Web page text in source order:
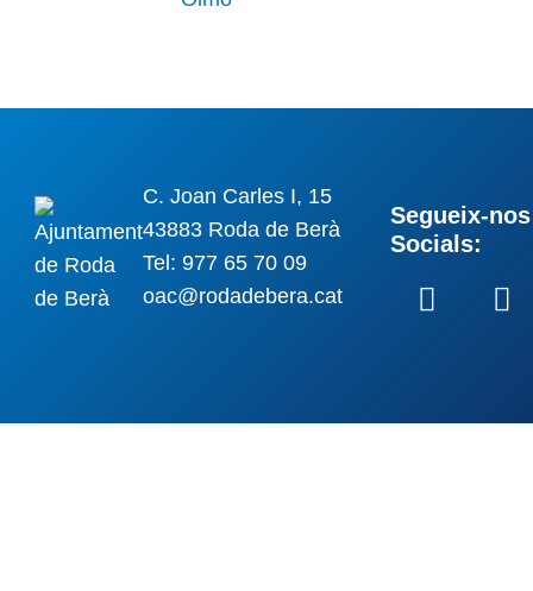
C. Joan Carles I, 15
43883 Roda de Berà
Tel: 977 65 70 09
oac@rodadebera.cat
Segueix-
Socials: